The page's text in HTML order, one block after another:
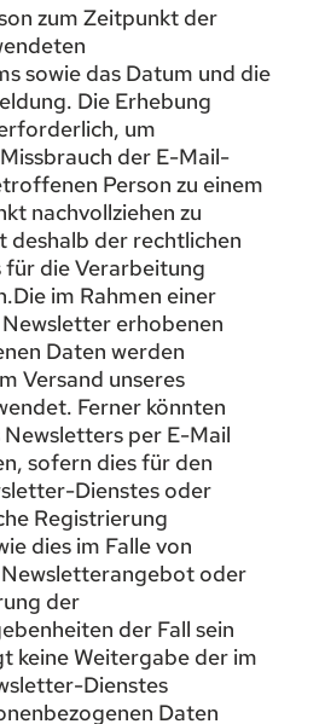
zum Zeitpunkt der
sowie das Datum und die
Die Erhebung
um
der E-Mail-
Person zu einem
nachvollziehen zu
deshalb der rechtlichen
für die Verarbeitung
im Rahmen einer
erhobenen
Daten werden
Versand unseres
Ferner könnten
per E-Mail
sofern dies für den
Dienstes oder
Registrierung
dies im Falle von
oder
der
der Fall sein
keine Weitergabe der im
Dienstes
Daten